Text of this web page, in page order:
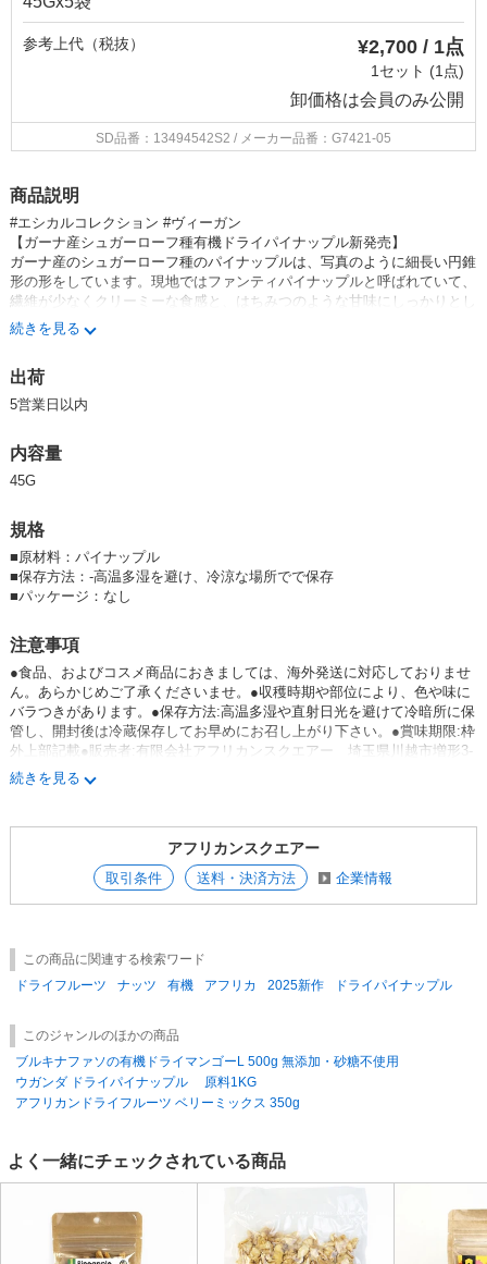
参考上代（税抜） ¥2,700 / 1点
1セット (1点)
卸価格は会員のみ公開
SD品番：13494542S2 / メーカー品番：G7421-05
商品説明
#エシカルコレクション #ヴィーガン
【ガーナ産シュガーローフ種有機ドライパイナップル新発売】
ガーナ産のシュガーローフ種のパイナップルは、写真のように細長い円錐
形の形をしています。現地ではファンティパイナップルと呼ばれていて、
繊維が少なくクリーミーな食感と、はちみつのような甘味にしっかりとし
た酸味が特徴です。提携する小農家によって農薬を使わず、無肥料栽培さ
れた原料を使用し(有機JAS認証取得原料使用)、45℃未満の温風をあて時
が出て、独特な風味や食感を楽しんでいただけます。
アという村で作られていますが、この村でパイナップル栽培が盛んになっ
たのは、JICA青年海外協力隊の活動がきっかけでした。中でも1986年に
躍が有名です。残念ながら武辺さんは現地で交通事故にあい、不慮の死を
遂げましたが(享年27歳)、村のパイナップルプロジェクトは着実に引き継
がれ、村の大きな収入源として定着するに至りました。
〜ガーナ初のドライフルーツ工場を設立したパトリックさん〜
も、パイナップルに魅入られた一人です。パトリックさんは、武辺さん等
のサポートで定着したアチュア村のパイナップルをフェアトレードで買い
取り、首都アクラでドライフルーツ作りを始めました。このドライパイナ
ップルの収益の一部は、パトリックさんを通じて、アチュア村にある武辺
さんの名前の付いた学校「タケベスクール」の教材購入に充てられていま
す。
こちらの商品は、ボリュームディスカウントの対象商品ではありません。
は、下代より16%の値引きをいたします。但し、送料の無料ラインはボリ
ュームディスカウント前の商品代金47,700円(税抜)以上で送料無料となり
食品とコスメ商品は、ボールでの販売となります。単品でご注文の場合
は、サンプル商品として上代で販売いたします。雑貨・食品・コスメとの
続きを見る
出荷
5営業日以内
内容量
45G
規格
■原材料：パイナップル
■保存方法：-高温多湿を避け、冷涼な場所でで保存
■パッケージ：なし
注意事項
●食品、およびコスメ商品におきましては、海外発送に対応しておりませ
ん。あらかじめご了承くださいませ。●収穫時期や部位により、色や味に
バラつきがあります。●保存方法:高温多湿や直射日光を避けて冷暗所に保
管し、開封後は冷蔵保存してお早めにお召し上がり下さい。●賞味期限:枠
外上部記載●販売者:有限会社アフリカンスクエアー 埼玉県川越市増形3-
2 TEL:049-241-9186
料をご負担いただきましてもご注文を承ることが出来ません。 大変申し
訳ありませんが、5,000円(税抜)以上のご注文をお願い致します。 ご了承
くださいませ。
【在庫について】 社内共有在庫のため、在庫変動が激しく変動します。
トおよび送料無料上代に達しない場合、送料が加わる恐れがあります。
その場合、弊社よりメールをお送りいたしますので追加ないし発送のご返
信ください。 また、在庫数を最低限に設定していますので、 まとまった
続きを見る
アフリカンスクエアー
取引条件 送料・決済方法 企業情報
この商品に関連する検索ワード
ドライフルーツ
ナッツ 有機 アフリカ 2025新作 ドライパイナップル
このジャンルのほかの商品
ブルキナファソの有機ドライマンゴーL 500g 無添加・砂糖不使用
ウガンダ ドライパイナップル 原料1KG
アフリカンドライフルーツ ベリーミックス 350g
よく一緒にチェックされている商品